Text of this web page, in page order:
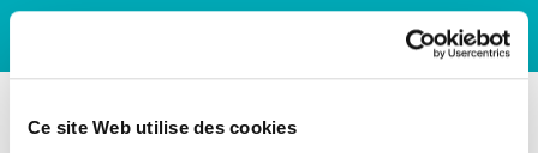
Ce site Web utilise des cookies